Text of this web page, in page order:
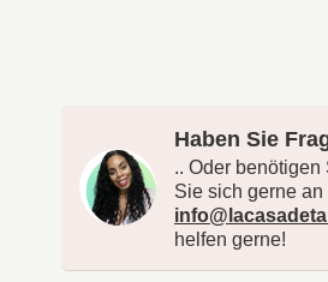
Haben Sie
.. Oder
Sie sich gerne
helfen gerne!